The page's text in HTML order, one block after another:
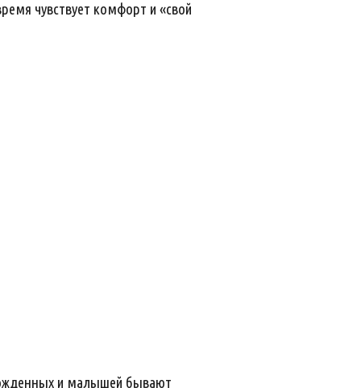
чувствует комфорт и «свой
и малышей бывают